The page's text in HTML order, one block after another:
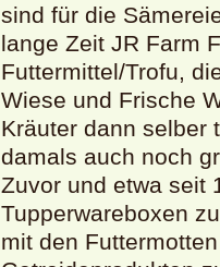
sind für die
lange Zeit JR Farm
Futtermittel/Trofu,
Wiese und Frische
Kräuter dann selber
damals auch noch
Zuvor und etwa seit
Tupperwareboxen
mit den